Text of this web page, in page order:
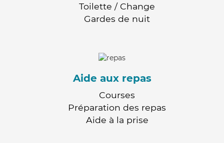
Toilette / Change
Gardes de nuit
Aide aux repas
Courses
Préparation des repas
Aide à la prise